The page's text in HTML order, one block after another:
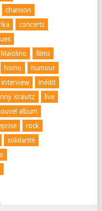
chanson
concerts
films
homo
humour
interview
inédit
Kravitz
live
album
rock
solidarité